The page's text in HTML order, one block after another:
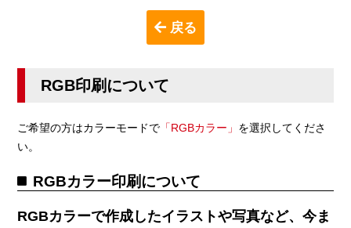
戻る
RGB印刷について
ご希望の方はカラーモードで 「RGBカラー」 を選択してくださ
い。
RGBカラー印刷について
RGBカラーで作成したイラストや写真など、今ま